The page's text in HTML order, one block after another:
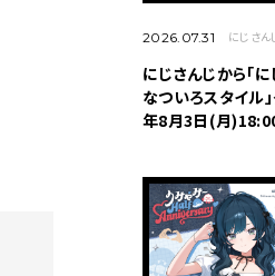
2026.07.31 にじさん
にじさんじから「
なついろスタイル
年8月3日(月